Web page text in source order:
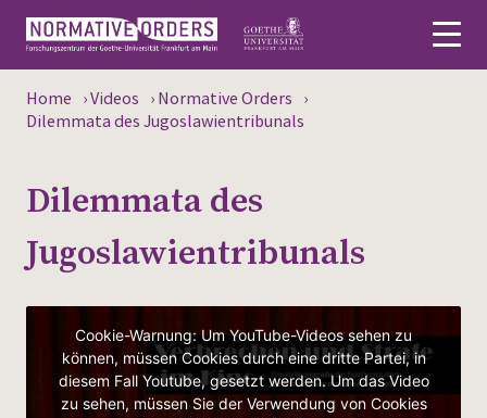
Deutsch
Persons
Research
Events
Home ›Videos › Normative Orders ›
Dilemmata des Jugoslawientribunals
Dilemmata des
Jugoslawientribunals